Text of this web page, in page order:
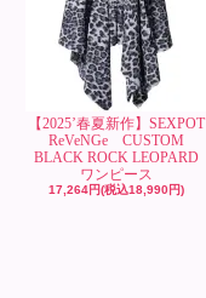
【2025’春夏新作】SEXPOT
ReVeNGe CUSTOM
BLACK ROCK LEOPARD
ワンピース
17,264円(税込18,990円)